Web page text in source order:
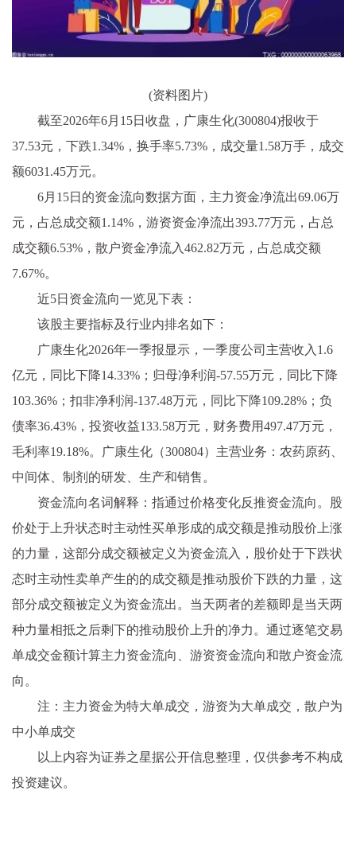
(资料图片)
截至2026年6月15日收盘，广康生化(300804)报收于
37.53元，下跌1.34%，换手率5.73%，成交量1.58万手，成交
额6031.45万元。
6月15日的资金流向数据方面，主力资金净流出69.06万
元，占总成交额1.14%，游资资金净流出393.77万元，占总
成交额6.53%，散户资金净流入462.82万元，占总成交额
7.67%。
近5日资金流向一览见下表：
该股主要指标及行业内排名如下：
广康生化2026年一季报显示，一季度公司主营收入1.6
亿元，同比下降14.33%；归母净利润-57.55万元，同比下降
103.36%；扣非净利润-137.48万元，同比下降109.28%；负
债率36.43%，投资收益133.58万元，财务费用497.47万元，
毛利率19.18%。广康生化（300804）主营业务：农药原药、
中间体、制剂的研发、生产和销售。
资金流向名词解释：指通过价格变化反推资金流向。股
价处于上升状态时主动性买单形成的成交额是推动股价上涨
的力量，这部分成交额被定义为资金流入，股价处于下跌状
态时主动性卖单产生的的成交额是推动股价下跌的力量，这
部分成交额被定义为资金流出。当天两者的差额即是当天两
种力量相抵之后剩下的推动股价上升的净力。通过逐笔交易
单成交金额计算主力资金流向、游资资金流向和散户资金流
向。
注：主力资金为特大单成交，游资为大单成交，散户为
中小单成交
以上内容为证券之星据公开信息整理，仅供参考不构成
投资建议。